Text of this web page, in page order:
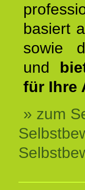
basiert
sowie
und
für Ihre
» zum